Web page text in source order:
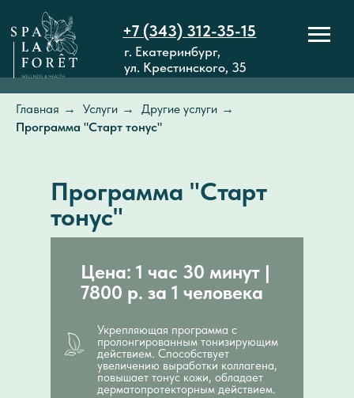
+7 (343) 312-35-15
г. Екатеринбург,
ул. Крестинского, 35
Главная → Услуги → Другие услуги →
Программа "Старт тонус"
Программа "Старт
тонус"
Цена: 1 час 30 минут |
7800 р. за 1 человека
Укрепляющая программа с
пролонгированным тонизирующим
действием. Способствует
увеличению выработки коллагена,
повышает тонус кожи, обладает
дерматопротекторным действием.